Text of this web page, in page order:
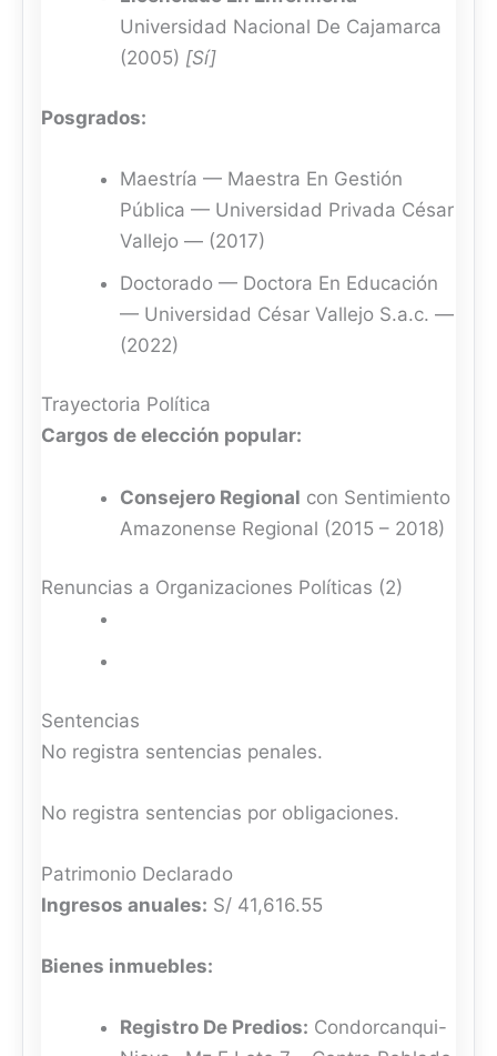
Universidad Nacional De Cajamarca
(2005) [Sí]
Posgrados:
Maestría — Maestra En Gestión
Pública — Universidad Privada César
Vallejo — (2017)
Doctorado — Doctora En Educación
— Universidad César Vallejo S.a.c. —
(2022)
Trayectoria Política
Cargos de elección popular:
Consejero Regional con Sentimiento
Amazonense Regional (2015 – 2018)
Renuncias a Organizaciones Políticas (2)
Sentencias
No registra sentencias penales.
No registra sentencias por obligaciones.
Patrimonio Declarado
Ingresos anuales: S/ 41,616.55
Bienes inmuebles:
Registro De Predios: Condorcanqui-